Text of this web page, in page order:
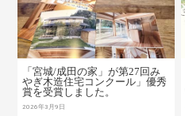
「宮城/成田の家」が第27回み
やぎ木造住宅コンクール」優秀
賞を受賞しました。
2026年3月9日